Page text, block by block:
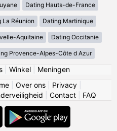
Dating Hauts-de-France
La Réunion Dating Martinique
Aquitaine Dating Occitanie
Provence-Alpes-Côte d Azur
| Winkel| Meningen
Over ons Privacy
Contact FAQ